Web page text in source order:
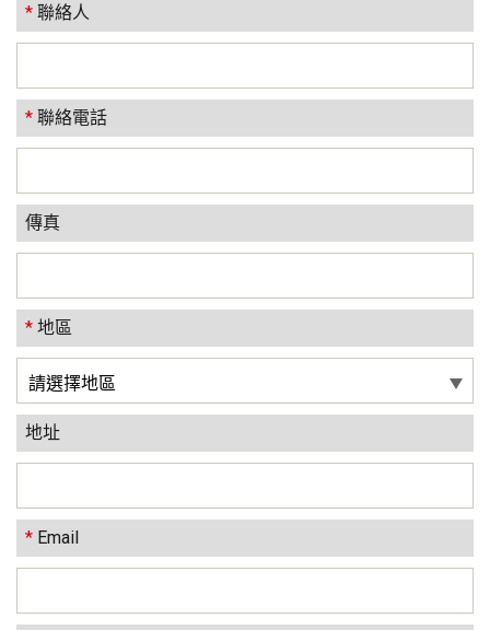
* 聯絡人
* 聯絡電話
傳真
* 地區
地址
* Email